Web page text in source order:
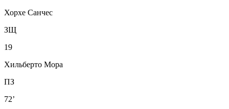
Хорхе Санчес
ЗЩ
19
Хильберто Мора
ПЗ
72’